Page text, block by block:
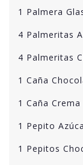
1 Palmera
4 Palmeritas
4 Palmeritas
1 Caña
1 Caña Crema
1 Pepito
1 Pepitos